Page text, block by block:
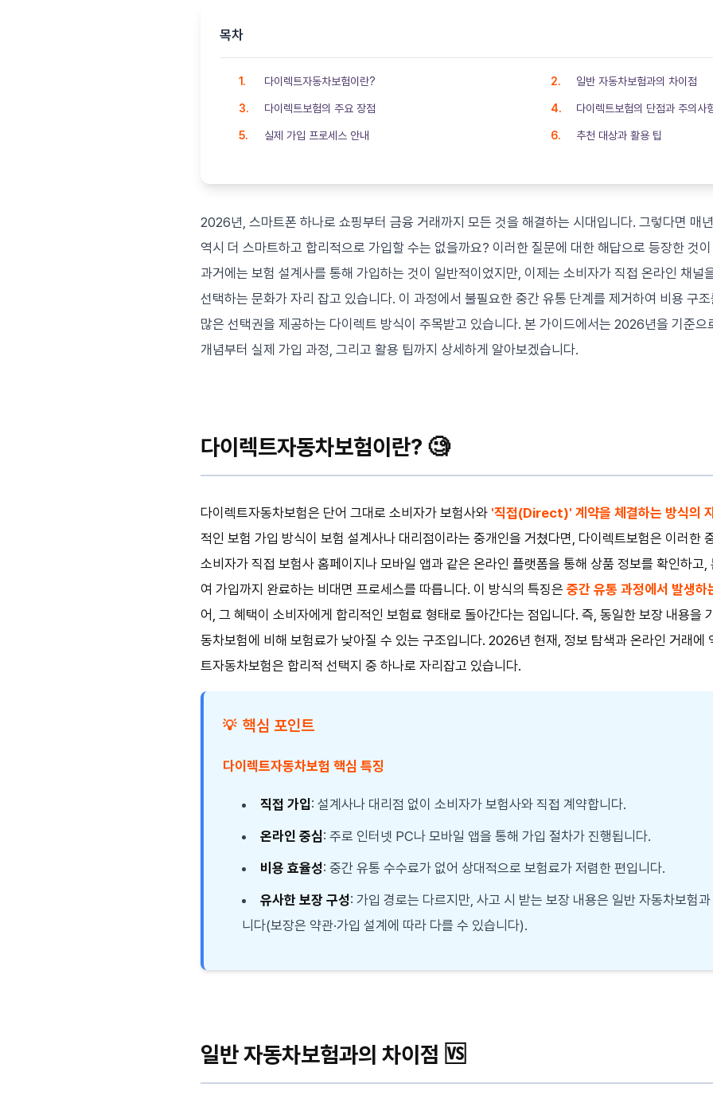
목차
다이렉트자동차보험이란? 일반 자동차보험과의 차이점
다이렉트보험의 주요 장점 다이렉트보험의 단점과 주의사
실제 가입 프로세스 안내 추천 대상과 활용 팁
2026년, 스마트폰 하나로 쇼핑부터 금융 거래까지 모든 것을 해결하는 시대입니다. 그렇다면 매
역시 더 스마트하고 합리적으로 가입할 수는 없을까요? 이러한 질문에 대한 해답으로 등장한 것
과거에는 보험 설계사를 통해 가입하는 것이 일반적이었지만, 이제는 소비자가 직접 온라인 채널
선택하는 문화가 자리 잡고 있습니다. 이 과정에서 불필요한 중간 유통 단계를 제거하여 비용 구
많은 선택권을 제공하는 다이렉트 방식이 주목받고 있습니다. 본 가이드에서는 2026년을 기준
개념부터 실제 가입 과정, 그리고 활용 팁까지 상세하게 알아보겠습니다.
다이렉트자동차보험이란? 🧐
다이렉트자동차보험은 단어 그대로 소비자가 보험사와 '직접(Direct)' 계약을 체결하는 방식의
적인 보험 가입 방식이 보험 설계사나 대리점이라는 중개인을 거쳤다면, 다이렉트보험은 이러한
소비자가 직접 보험사 홈페이지나 모바일 앱과 같은 온라인 플랫폼을 통해 상품 정보를 확인하고
여 가입까지 완료하는 비대면 프로세스를 따릅니다. 이 방식의 특징은 중간 유통 과정에서 발생
어, 그 혜택이 소비자에게 합리적인 보험료 형태로 돌아간다는 점입니다. 즉, 동일한 보장 내용을
동차보험에 비해 보험료가 낮아질 수 있는 구조입니다. 2026년 현재, 정보 탐색과 온라인 거래에
트자동차보험은 합리적 선택지 중 하나로 자리잡고 있습니다.
💡 핵심 포인트
다이렉트자동차보험 핵심 특징
직접 가입: 설계사나 대리점 없이 소비자가 보험사와 직접 계약합니다.
온라인 중심: 주로 인터넷 PC나 모바일 앱을 통해 가입 절차가 진행됩니다.
비용 효율성: 중간 유통 수수료가 없어 상대적으로 보험료가 저렴한 편입니다.
유사한 보장 구성: 가입 경로는 다르지만, 사고 시 받는 보장 내용은 일반 자동차보험
니다(보장은 약관·가입 설계에 따라 다를 수 있습니다).
일반 자동차보험과의 차이점 🆚